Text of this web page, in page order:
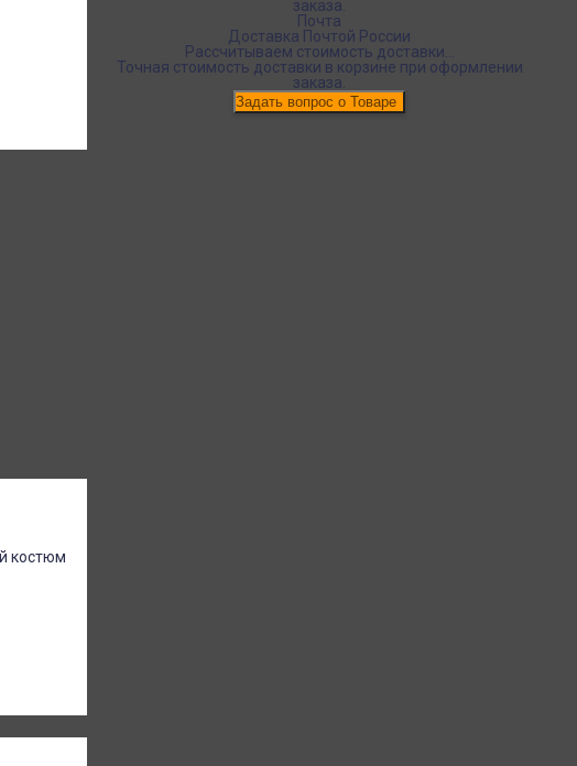
заказа.
Почта
Доставка Почтой России
Рассчитываем стоимость доставки...
Точная стоимость доставки в корзине при оформлении
заказа.